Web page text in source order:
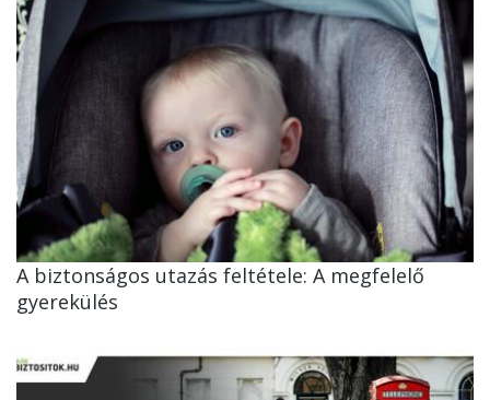
A biztonságos utazás feltétele: A megfelelő
gyerekülés